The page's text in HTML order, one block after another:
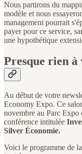
Nous partirons du
modèle et nous
management pourrait
payer pour ce service,
une hypothétique
Presque rien
Au début de votre
Economy Expo. Ce
novembre au Parc Expo
conférence intitulée
Silver Économie.
Voici le programme de